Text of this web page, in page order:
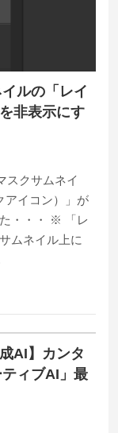
ルの「レイ
非表示にす
スクサムネイ
アイコン）」が
・・・ ※ 「レ
ムネイル上に
AI】カンタ
ィブAI」最